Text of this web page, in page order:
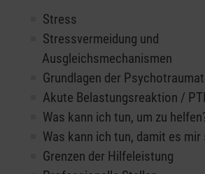
Stress
Stressvermeidung und
Ausgleichsmechanismen
Grundlagen der
Akute Belastungsreaktion /
Was kann ich tun, um zu
Was kann ich tun, damit es
Grenzen der Hilfeleistung